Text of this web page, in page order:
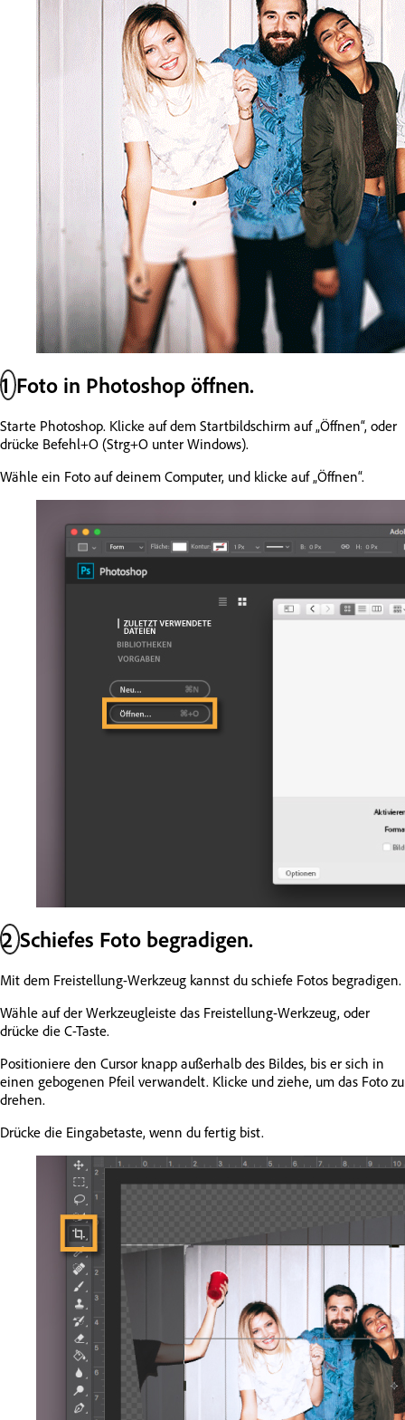
1Foto in Photoshop öffnen.
Starte Photoshop. Klicke auf dem Startbildschirm auf „Öffnen“, oder
drücke Befehl+O (Strg+O unter Windows).
Wähle ein Foto auf deinem Computer, und klicke auf „Öffnen“.
2Schiefes Foto begradigen.
Mit dem Freistellung-Werkzeug kannst du schiefe Fotos begradigen.
Wähle auf der Werkzeugleiste das Freistellung-Werkzeug, oder
drücke die C-Taste.
Positioniere den Cursor knapp außerhalb des Bildes, bis er sich in
einen gebogenen Pfeil verwandelt. Klicke und ziehe, um das Foto zu
drehen.
Drücke die Eingabetaste, wenn du fertig bist.